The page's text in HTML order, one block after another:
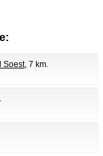
Soest, 7 km.